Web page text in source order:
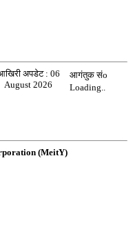
अपडेट : 06
August 2026
आगंतुक संo
Loading..
(MeitY)